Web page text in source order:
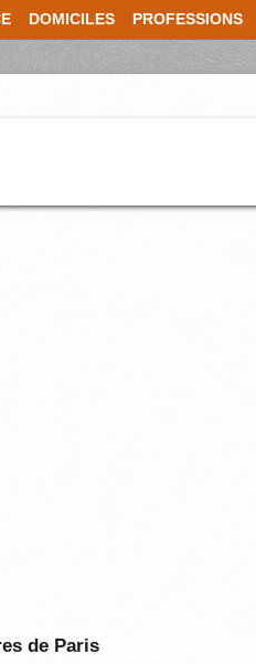
DOMICILES PROFESSIONS
de Paris